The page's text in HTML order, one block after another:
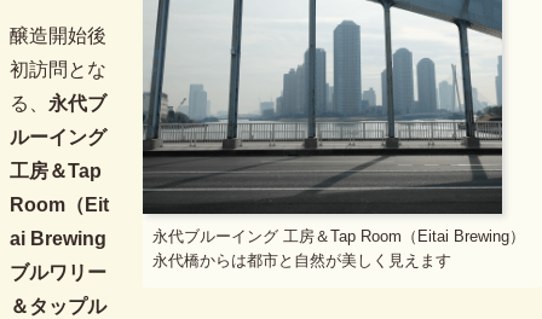
永代ブルーイング 工房＆Tap Room（Eitai Brewing）
永代橋からは都市と自然が美しく見えます
醸造開始後
初訪問とな
る、 永代ブ
ルーイング
工房＆Tap
Room（Eit
ai Brewing
ブルワリー
＆タップル